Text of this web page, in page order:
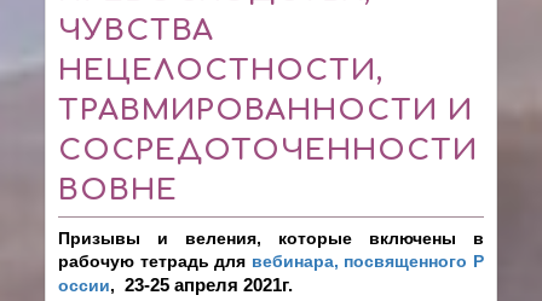
ЧУВСТВА
НЕЦЕЛОСТНОСТИ,
ТРАВМИРОВАННОСТИ И
СОСРЕДОТОЧЕННОСТИ
ВОВНЕ
Призывы и веления, которые включены в
рабочую тетрадь для вебинара, посвященного Р
оссии, 23-25 апреля 2021г.